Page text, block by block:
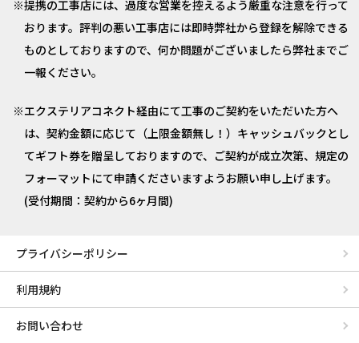
提携の工事店には、過度な営業を控えるよう厳重な注意を行って
おります。評判の悪い工事店には即時弊社から登録を解除できる
ものとしておりますので、何か問題がございましたら弊社までご
一報ください。
エクステリアコネクト経由にて工事のご契約をいただいた方へ
は、契約金額に応じて（上限金額無し！）キャッシュバックとし
てギフト券を贈呈しておりますので、ご契約が成立次第、規定の
フォーマットにて申請くださいますようお願い申し上げます。
(受付期間：契約から6ヶ月間)
プライバシーポリシー
利用規約
お問い合わせ